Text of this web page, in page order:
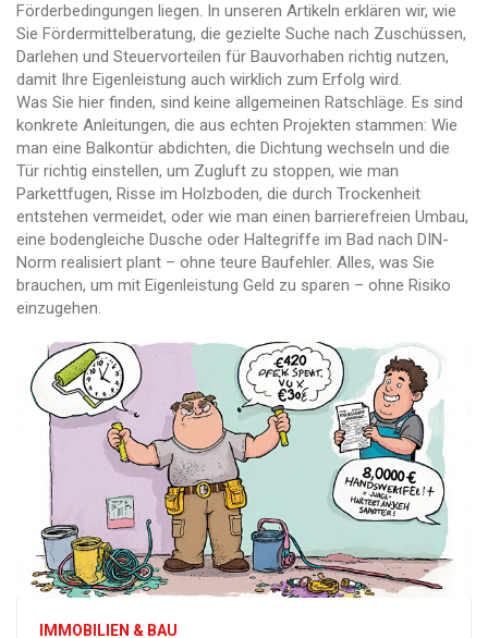
Förderbedingungen liegen. In unseren Artikeln erklären wir, wie
Sie Fördermittelberatung, die gezielte Suche nach Zuschüssen,
Darlehen und Steuervorteilen für Bauvorhaben richtig nutzen,
damit Ihre Eigenleistung auch wirklich zum Erfolg wird.
Was Sie hier finden, sind keine allgemeinen Ratschläge. Es sind
konkrete Anleitungen, die aus echten Projekten stammen: Wie
man eine Balkontür abdichten, die Dichtung wechseln und die
Tür richtig einstellen, um Zugluft zu stoppen, wie man
Parkettfugen, Risse im Holzboden, die durch Trockenheit
entstehen vermeidet, oder wie man einen barrierefreien Umbau,
eine bodengleiche Dusche oder Haltegriffe im Bad nach DIN-
Norm realisiert plant – ohne teure Baufehler. Alles, was Sie
brauchen, um mit Eigenleistung Geld zu sparen – ohne Risiko
einzugehen.
IMMOBILIEN & BAU